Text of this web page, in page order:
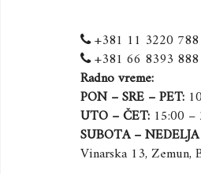
+381 11 3220 788
+381 66 8393 888
Radno vreme:
PON – SRE – PET:
UTO – ČET: 15:00 –
SUBOTA – NEDELJA
Vinarska 13, Zemun,